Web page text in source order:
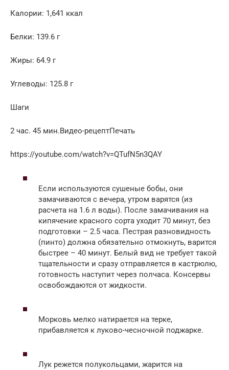
Калории: 1,641 ккал
Белки: 139.6 г
Жиры: 64.9 г
Углеводы: 125.8 г
Шаги
2 час. 45 мин.Видео-рецептПечать
https://youtube.com/watch?v=QTufN5n3QAY
Если используются сушеные бобы, они
замачиваются с вечера, утром варятся (из
расчета на 1.6 л воды). После замачивания на
кипячение красного сорта уходит 70 минут, без
подготовки – 2.5 часа. Пестрая разновидность
(пинто) должна обязательно отмокнуть, варится
быстрее – 40 минут. Белый вид не требует такой
тщательности и сразу отправляется в кастрюлю,
готовность наступит через полчаса. Консервы
освобождаются от жидкости.
Морковь мелко натирается на терке,
прибавляется к луково-чесночной поджарке.
Лук режется полукольцами, жарится на